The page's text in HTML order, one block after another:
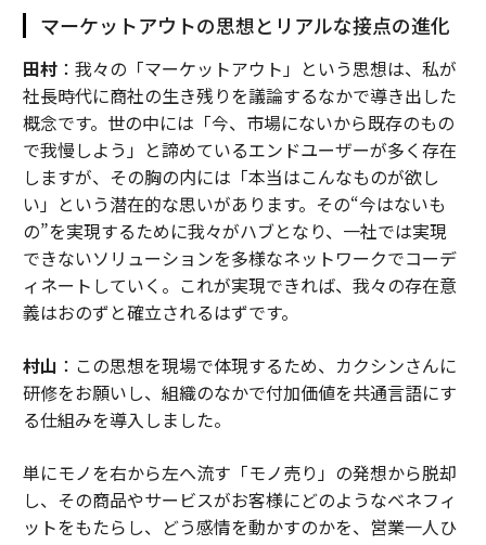
マーケットアウトの思想とリアルな接点の進化
田村：我々の「マーケットアウト」という思想は、私が
社長時代に商社の生き残りを議論するなかで導き出した
概念です。世の中には「今、市場にないから既存のもの
で我慢しよう」と諦めているエンドユーザーが多く存在
しますが、その胸の内には「本当はこんなものが欲し
い」という潜在的な思いがあります。その“今はないも
の”を実現するために我々がハブとなり、一社では実現
できないソリューションを多様なネットワークでコーデ
ィネートしていく。これが実現できれば、我々の存在意
義はおのずと確立されるはずです。
村山 ：この思想を現場で体現するため、カクシンさんに
研修をお願いし、組織のなかで付加価値を共通言語にす
る仕組みを導入しました。
単にモノを右から左へ流す「モノ売り」の発想から脱却
し、その商品やサービスがお客様にどのようなベネフィ
ットをもたらし、どう感情を動かすのかを、営業一人ひ